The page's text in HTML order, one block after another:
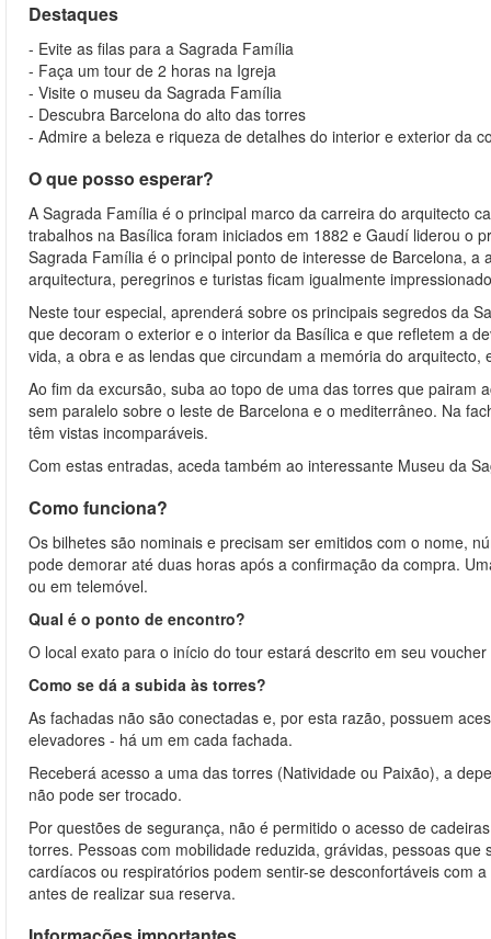
Destaques
- Evite as filas para a Sagrada Família
- Faça um tour de 2 horas na Igreja
- Visite o museu da Sagrada Família
- Descubra Barcelona do alto das torres
- Admire a beleza e riqueza de detalhes do interior e exterior da
O que posso esperar?
A Sagrada Família é o principal marco da carreira do arquitecto
trabalhos na Basílica foram iniciados em 1882 e Gaudí liderou o
Sagrada Família é o principal ponto de interesse de Barcelona,
arquitectura, peregrinos e turistas ficam igualmente
Neste tour especial, aprenderá sobre os principais segredos da
que decoram o exterior e o interior da Basílica e que refletem a
vida, a obra e as lendas que circundam a memória do arquitecto,
Ao fim da excursão, suba ao topo de uma das torres que pairam
sem paralelo sobre o leste de Barcelona e o mediterrâneo. Na
têm vistas incomparáveis.
Com estas entradas, aceda também ao interessante Museu da
Como funciona?
Os bilhetes são nominais e precisam ser emitidos com o nome,
pode demorar até duas horas após a confirmação da compra.
ou em telemóvel.
Qual é o ponto de encontro?
O local exato para o início do tour estará descrito em seu
Como se dá a subida às torres?
As fachadas não são conectadas e, por esta razão, possuem
elevadores - há um em cada fachada.
Receberá acesso a uma das torres (Natividade ou Paixão), a
não pode ser trocado.
Por questões de segurança, não é permitido o acesso de
torres. Pessoas com mobilidade reduzida, grávidas, pessoas
cardíacos ou respiratórios podem sentir-se desconfortáveis com
antes de realizar sua reserva.